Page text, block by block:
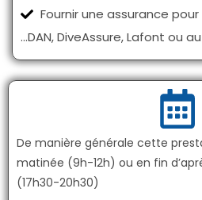
Fournir une assurance
...DAN, DiveAssure, Lafont ou
De manière générale cette
matinée (9h-12h) ou en fin
(17h30-20h30)